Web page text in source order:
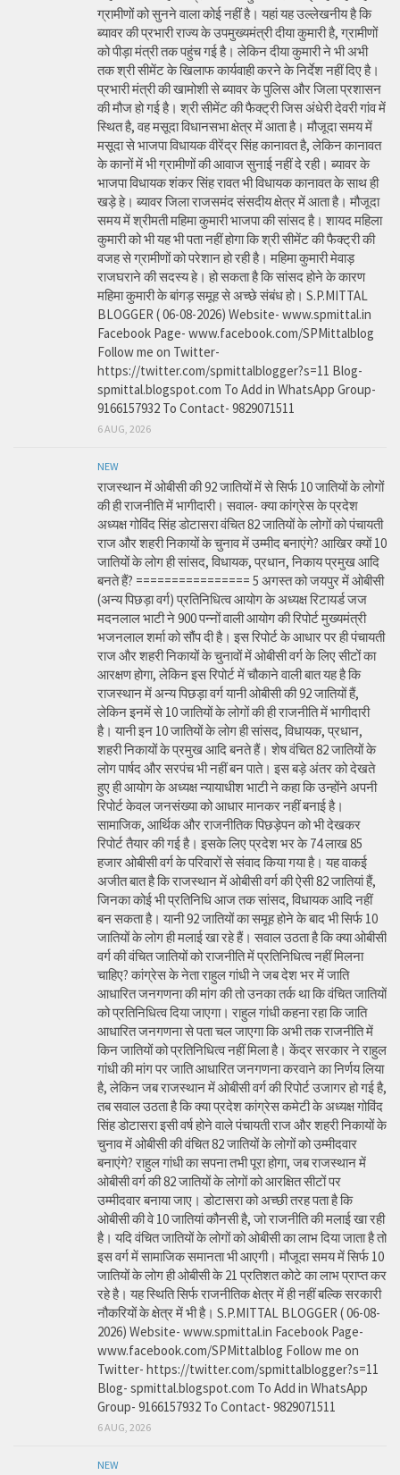
ग्रामीणों को सुनने वाला कोई नहीं है। यहां यह उल्लेखनीय है कि
ब्यावर की प्रभारी राज्य के उपमुख्यमंत्री दीया कुमारी है, ग्रामीणों
को पीड़ा मंत्री तक पहुंच गई है। लेकिन दीया कुमारी ने भी अभी
तक श्री सीमेंट के खिलाफ कार्यवाही करने के निर्देश नहीं दिए है।
प्रभारी मंत्री की खामोशी से ब्यावर के पुलिस और जिला प्रशासन
की मौज हो गई है। श्री सीमेंट की फैक्ट्री जिस अंधेरी देवरी गांव में
स्थित है, वह मसूदा विधानसभा क्षेत्र में आता है। मौजूदा समय में
मसूदा से भाजपा विधायक वीरेंद्र सिंह कानावत है, लेकिन कानावत
के कानों में भी ग्रामीणों की आवाज सुनाई नहीं दे रही। ब्यावर के
भाजपा विधायक शंकर सिंह रावत भी विधायक कानावत के साथ ही
खड़े हे। ब्यावर जिला राजसमंद संसदीय क्षेत्र में आता है। मौजूदा
समय में श्रीमती महिमा कुमारी भाजपा की सांसद है। शायद महिला
कुमारी को भी यह भी पता नहीं होगा कि श्री सीमेंट की फैक्ट्री की
वजह से ग्रामीणों को परेशान हो रही है। महिमा कुमारी मेवाड़
राजघराने की सदस्य हे। हो सकता है कि सांसद होने के कारण
महिमा कुमारी के बांगड़ समूह से अच्छे संबंध हो। S.P.MITTAL
BLOGGER ( 06-08-2026) Website- www.spmittal.in
Facebook Page- www.facebook.com/SPMittalblog
Follow me on Twitter-
https://twitter.com/spmittalblogger?s=11 Blog-
spmittal.blogspot.com To Add in WhatsApp Group-
9166157932 To Contact- 9829071511
6 AUG, 2026
NEW
राजस्थान में ओबीसी की 92 जातियों में से सिर्फ 10 जातियों के लोगों
की ही राजनीति में भागीदारी। सवाल- क्या कांग्रेस के प्रदेश
अध्यक्ष गोविंद सिंह डोटासरा वंचित 82 जातियों के लोगों को पंचायती
राज और शहरी निकायों के चुनाव में उम्मीद बनाएंगे? आखिर क्यों 10
जातियों के लोग ही सांसद, विधायक, प्रधान, निकाय प्रमुख आदि
बनते हैं? ================ 5 अगस्त को जयपुर में ओबीसी
(अन्य पिछड़ा वर्ग) प्रतिनिधित्व आयोग के अध्यक्ष रिटायर्ड जज
मदनलाल भाटी ने 900 पन्नों वाली आयोग की रिपोर्ट मुख्यमंत्री
भजनलाल शर्मा को सौंप दी है। इस रिपोर्ट के आधार पर ही पंचायती
राज और शहरी निकायों के चुनावों में ओबीसी वर्ग के लिए सीटों का
आरक्षण होगा, लेकिन इस रिपोर्ट में चौकाने वाली बात यह है कि
राजस्थान में अन्य पिछड़ा वर्ग यानी ओबीसी की 92 जातियों हैं,
लेकिन इनमें से 10 जातियों के लोगों की ही राजनीति में भागीदारी
है। यानी इन 10 जातियों के लोग ही सांसद, विधायक, प्रधान,
शहरी निकायों के प्रमुख आदि बनते हैं। शेष वंचित 82 जातियों के
लोग पार्षद और सरपंच भी नहीं बन पाते। इस बड़े अंतर को देखते
हुए ही आयोग के अध्यक्ष न्यायाधीश भाटी ने कहा कि उन्होंने अपनी
रिपोर्ट केवल जनसंख्या को आधार मानकर नहीं बनाई है।
सामाजिक, आर्थिक और राजनीतिक पिछड़ेपन को भी देखकर
रिपोर्ट तैयार की गई है। इसके लिए प्रदेश भर के 74 लाख 85
हजार ओबीसी वर्ग के परिवारों से संवाद किया गया है। यह वाकई
अजीत बात है कि राजस्थान में ओबीसी वर्ग की ऐसी 82 जातियां हैं,
जिनका कोई भी प्रतिनिधि आज तक सांसद, विधायक आदि नहीं
बन सकता है। यानी 92 जातियों का समूह होने के बाद भी सिर्फ 10
जातियों के लोग ही मलाई खा रहे हैं। सवाल उठता है कि क्या ओबीसी
वर्ग की वंचित जातियों को राजनीति में प्रतिनिधित्व नहीं मिलना
चाहिए? कांग्रेस के नेता राहुल गांधी ने जब देश भर में जाति
आधारित जनगणना की मांग की तो उनका तर्क था कि वंचित जातियों
को प्रतिनिधित्व दिया जाएगा। राहुल गांधी कहना रहा कि जाति
आधारित जनगणना से पता चल जाएगा कि अभी तक राजनीति में
किन जातियों को प्रतिनिधित्व नहीं मिला है। केंद्र सरकार ने राहुल
गांधी की मांग पर जाति आधारित जनगणना करवाने का निर्णय लिया
है, लेकिन जब राजस्थान में ओबीसी वर्ग की रिपोर्ट उजागर हो गई है,
तब सवाल उठता है कि क्या प्रदेश कांग्रेस कमेटी के अध्यक्ष गोविंद
सिंह डोटासरा इसी वर्ष होने वाले पंचायती राज और शहरी निकायों के
चुनाव में ओबीसी की वंचित 82 जातियों के लोगों को उम्मीदवार
बनाएंगे? राहुल गांधी का सपना तभी पूरा होगा, जब राजस्थान में
ओबीसी वर्ग की 82 जातियों के लोगों को आरक्षित सीटों पर
उम्मीदवार बनाया जाए। डोटासरा को अच्छी तरह पता है कि
ओबीसी की वे 10 जातियां कौनसी है, जो राजनीति की मलाई खा रही
है। यदि वंचित जातियों के लोगों को ओबीसी का लाभ दिया जाता है तो
इस वर्ग में सामाजिक समानता भी आएगी। मौजूदा समय में सिर्फ 10
जातियों के लोग ही ओबीसी के 21 प्रतिशत कोटे का लाभ प्राप्त कर
रहे है। यह स्थिति सिर्फ राजनीतिक क्षेत्र में ही नहीं बल्कि सरकारी
नौकरियों के क्षेत्र में भी है। S.P.MITTAL BLOGGER ( 06-08-
2026) Website- www.spmittal.in Facebook Page-
www.facebook.com/SPMittalblog Follow me on
Twitter- https://twitter.com/spmittalblogger?s=11
Blog- spmittal.blogspot.com To Add in WhatsApp
Group- 9166157932 To Contact- 9829071511
6 AUG, 2026
NEW